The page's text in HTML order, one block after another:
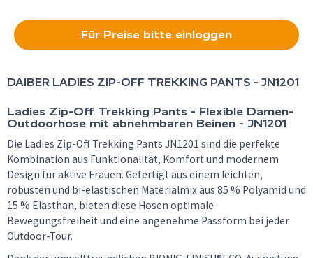
Für Preise bitte einloggen
DAIBER LADIES ZIP-OFF TREKKING PANTS - JN1201
Ladies Zip-Off Trekking Pants - Flexible Damen-
Outdoorhose mit abnehmbaren Beinen - JN1201
Die Ladies Zip-Off Trekking Pants JN1201 sind die perfekte
Kombination aus Funktionalität, Komfort und modernem
Design für aktive Frauen. Gefertigt aus einem leichten,
robusten und bi-elastischen Materialmix aus 85 % Polyamid und
15 % Elasthan, bieten diese Hosen optimale
Bewegungsfreiheit und eine angenehme Passform bei jeder
Outdoor-Tour.